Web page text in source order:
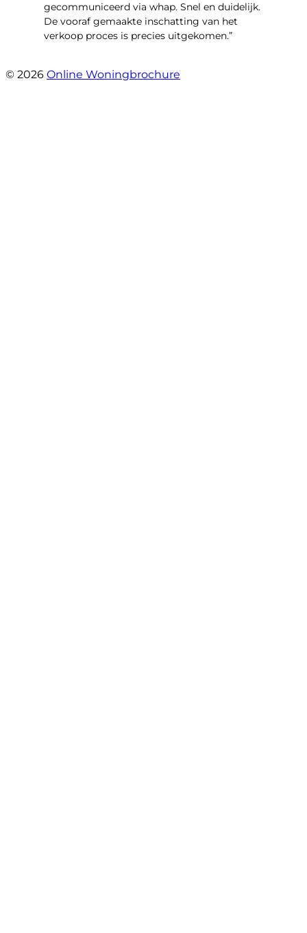
gecommuniceerd via whap. Snel en duidelijk.
De vooraf gemaakte inschatting van het
verkoop proces is precies uitgekomen.”
© 2026 Online Woningbrochure